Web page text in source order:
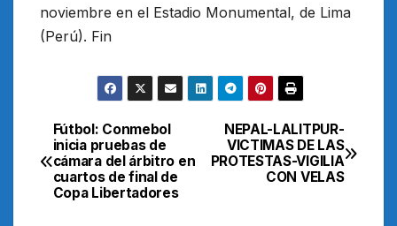
noviembre en el Estadio Monumental, de Lima
(Perú). Fin
Navegación
de
entradas
NEPAL-LALITPUR-
VICTIMAS DE LAS
PROTESTAS-VIGILIA
CON VELAS
Fútbol: Conmebol
inicia pruebas de
cámara del árbitro en
cuartos de final de
Copa Libertadores